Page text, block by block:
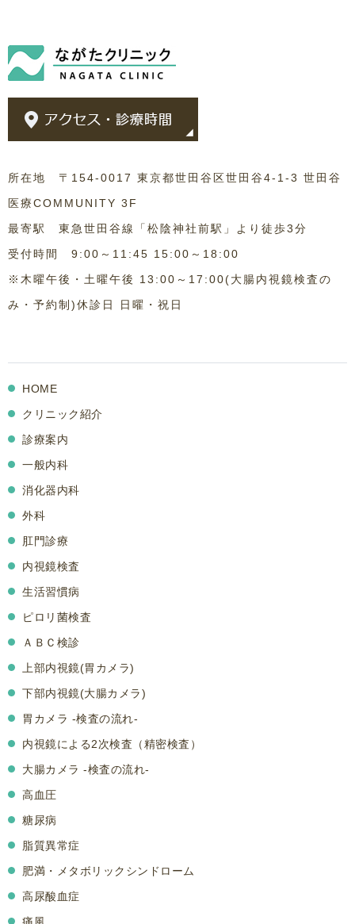
所在地 〒154-0017 東京都世田谷区世田谷4-1-3 世田谷
医療COMMUNITY 3F
最寄駅 東急世田谷線「松陰神社前駅」より徒歩3分
受付時間 9:00～11:45 15:00～18:00
※木曜午後・土曜午後 13:00～17:00(大腸内視鏡検査の
み・予約制)休診日 日曜・祝日
HOME
クリニック紹介
診療案内
一般内科
消化器内科
外科
肛門診療
内視鏡検査
生活習慣病
ピロリ菌検査
ＡＢＣ検診
上部内視鏡(胃カメラ)
下部内視鏡(大腸カメラ)
胃カメラ -検査の流れ-
内視鏡による2次検査（精密検査）
大腸カメラ -検査の流れ-
高血圧
糖尿病
脂質異常症
肥満・メタボリックシンドローム
高尿酸血症